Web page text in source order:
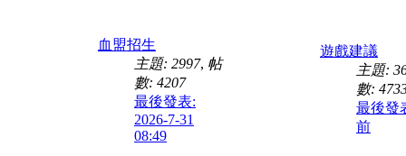
血盟招生
主題: 2997, 帖
數: 4207
最後發表:
2026-7-31
08:49
遊戲建議
主題:
數:
最後發
前